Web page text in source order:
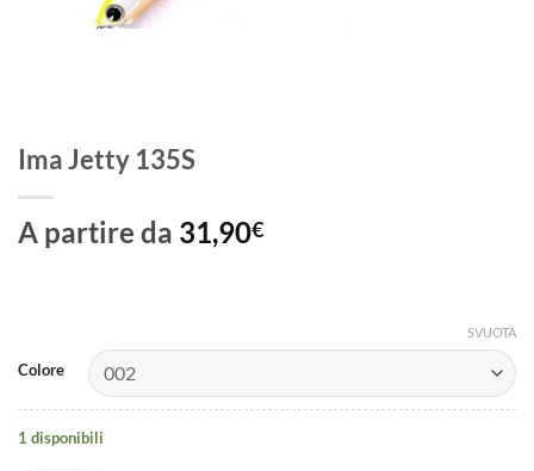
Ima Jetty 135S
A partire da 31,90€
Colore
SVUOTA
1 disponibili